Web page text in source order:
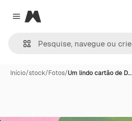
Close menu
Magnific
Início/stock/Fotos/Um lindo cartão de D…